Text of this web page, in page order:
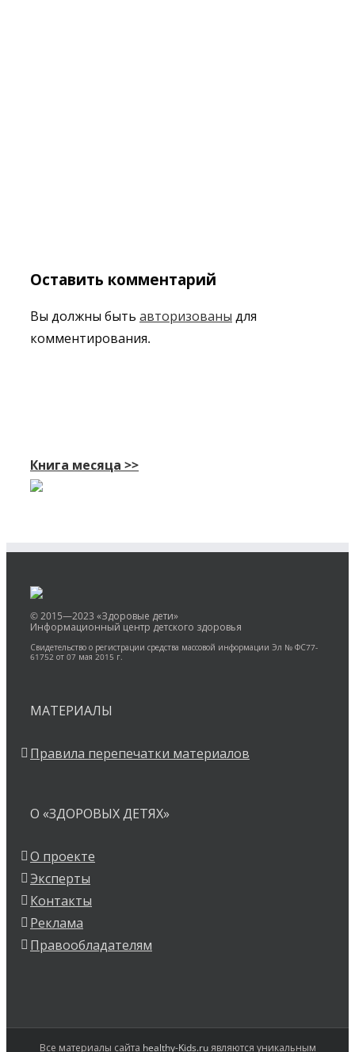
Оставить комментарий
Вы должны быть авторизованы для
комментирования.
Книга месяца >>
© 2015—2023 «Здоровые дети»
Информационный центр детского здоровья
Свидетельство о регистрации средства массовой информации Эл № ФС77-
61752 от 07 мая 2015 г.
МАТЕРИАЛЫ
Правила перепечатки материалов
О «ЗДОРОВЫХ ДЕТЯХ»
О проекте
Эксперты
Контакты
Реклама
Правообладателям
Все материалы сайта healthy-Kids.ruявляются уникальным